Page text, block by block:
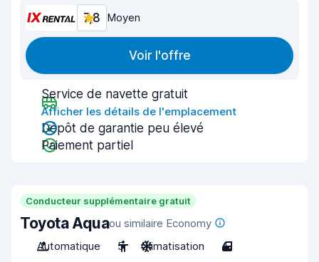
7,8 Moyen
Voir l'offre
Service de navette gratuit
Afficher les détails de l'emplacement
Dépôt de garantie peu élevé
Paiement partiel
Conducteur supplémentaire gratuit
Toyota Aquaou similaire Economy
Automatique
5 Climatisation 4